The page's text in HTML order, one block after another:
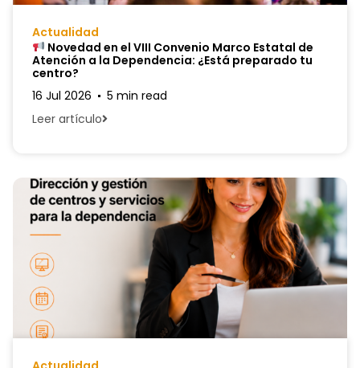
Actualidad
Novedad en el VIII Convenio Marco Estatal de
Atención a la Dependencia: ¿Está preparado tu
centro?
16 Jul 2026
5 min read
Leer artículo